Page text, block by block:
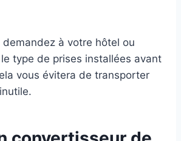
demandez à votre hôtel ou
type de prises installées avant
vous évitera de transporter